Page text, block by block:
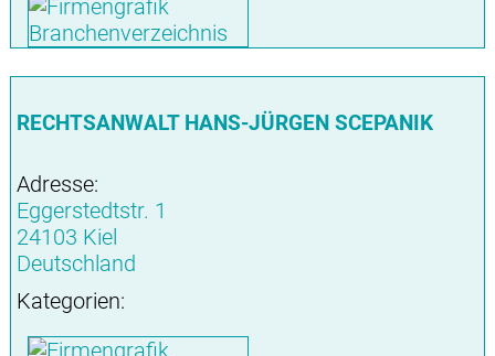
RECHTSANWALT HANS-JÜRGEN SCEPANIK
Adresse:
Eggerstedtstr. 1
24103 Kiel
Deutschland
Kategorien: